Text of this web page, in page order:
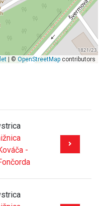
| © OpenStreetMapcontributors
-